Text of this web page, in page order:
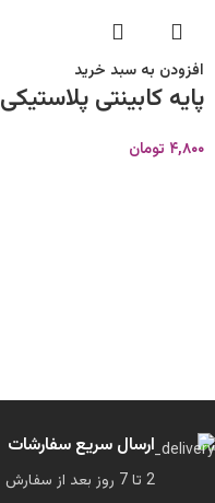
افزودن به سبد خرید
پایه کابینتی پلاستیکی
۴,۸۰۰ تومان
ارسال سریع سفارشات
2 تا 7 روز بعد از سفارش